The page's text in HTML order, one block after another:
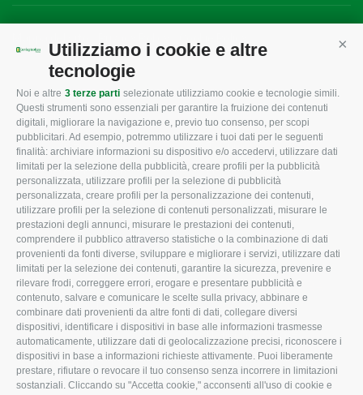
Utilizziamo i cookie e altre
tecnologie
Noi e altre 3 terze parti selezionate utilizziamo cookie e tecnologie simili.
Questi strumenti sono essenziali per garantire la fruizione dei contenuti
digitali, migliorare la navigazione e, previo tuo consenso, per scopi
pubblicitari. Ad esempio, potremmo utilizzare i tuoi dati per le seguenti
finalità: archiviare informazioni su dispositivo e/o accedervi, utilizzare dati
limitati per la selezione della pubblicità, creare profili per la pubblicità
personalizzata, utilizzare profili per la selezione di pubblicità
personalizzata, creare profili per la personalizzazione dei contenuti,
utilizzare profili per la selezione di contenuti personalizzati, misurare le
prestazioni degli annunci, misurare le prestazioni dei contenuti,
comprendere il pubblico attraverso statistiche o la combinazione di dati
provenienti da fonti diverse, sviluppare e migliorare i servizi, utilizzare dati
limitati per la selezione dei contenuti, garantire la sicurezza, prevenire e
rilevare frodi, correggere errori, erogare e presentare pubblicità e
contenuto, salvare e comunicare le scelte sulla privacy, abbinare e
combinare dati provenienti da altre fonti di dati, collegare diversi
dispositivi, identificare i dispositivi in base alle informazioni trasmesse
automaticamente, utilizzare dati di geolocalizzazione precisi, riconoscere i
dispositivi in base a informazioni richieste attivamente. Puoi liberamente
prestare, rifiutare o revocare il tuo consenso senza incorrere in limitazioni
sostanziali. Cliccando su "Accetta cookie," acconsenti all'uso di cookie e
CONFAGRICOLTURA
ROVIGO
L'Associazione
Missione e Progetto
Organigramma aziendale
I Nostri Servizi
Uffici della Sede
provinciale
Le Sedi di Zona
Agricoltori S.r.l.
Whistleblowing
Confagricoltura Rovigo e
Agricoltori srl
CONFAGRICOLTURA
INFORMA
Tecnico
Fiscale
Lavoro
Ambiente
Associazione
CONFAGRICOLTURA
ATTIVA
Notizie in evidenza
Eventi
Comunicati Stampa